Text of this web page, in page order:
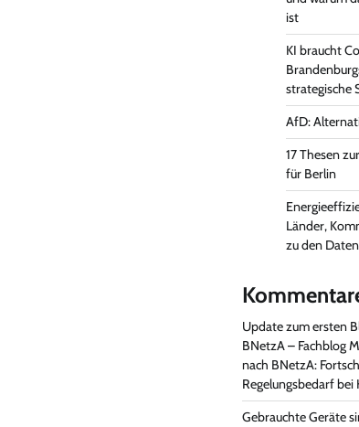
ist
KI braucht
strategische
AfD:
17 Thesen
für Berlin
Länder,
zu den
Update zum ersten
BNetzA – Fachblog
nach BNetzA:
Regelungsbedarf bei
Gebrauchte Geräte